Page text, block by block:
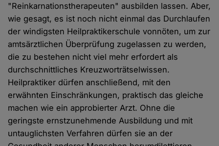
"Reinkarnationstherapeuten" ausbilden lassen. Aber,
wie gesagt, es ist noch nicht einmal das Durchlaufen
der windigsten Heilpraktikerschule vonnöten, um zur
amtsärztlichen Überprüfung zugelassen zu werden,
die zu bestehen nicht viel mehr erfordert als
durchschnittliches Kreuzworträtselwissen.
Heilpraktiker dürfen anschließend, mit den
erwähnten Einschränkungen, praktisch das gleiche
machen wie ein approbierter Arzt. Ohne die
geringste ernstzunehmende Ausbildung und mit
untauglichsten Verfahren dürfen sie an der